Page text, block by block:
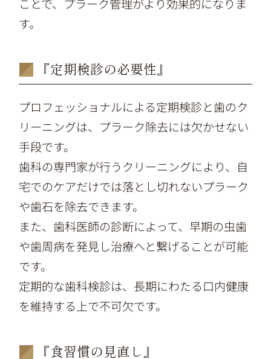
ことで、プラーク管理がより効果的になりま
す。
『定期検診の必要性』
プロフェッショナルによる定期検診と歯のク
リーニングは、プラーク除去には欠かせない
手段です。
歯科の専門家が行うクリーニングにより、自
宅でのケアだけでは落とし切れないプラーク
や歯石を除去できます。
また、歯科医師の診断によって、早期の虫歯
や歯周病を発見し治療へと繋げることが可能
です。
定期的な歯科検診は、長期にわたる口内健康
を維持する上で不可欠です。
『食習慣の見直し』